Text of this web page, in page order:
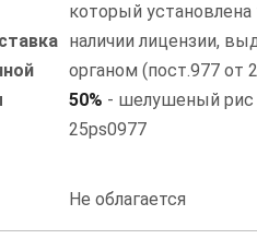
который
наличии лицензии,
50%
25ps0977
Не облагается